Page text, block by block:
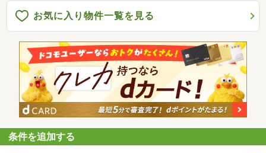
お気に入り物件一覧を見る
条件を追加する